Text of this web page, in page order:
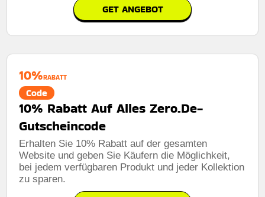
GET ANGEBOT
10%RABATT
Code
10% Rabatt Auf Alles Zero.De-
Gutscheincode
Erhalten Sie 10% Rabatt auf der gesamten
Website und geben Sie Käufern die Möglichkeit,
bei jedem verfügbaren Produkt und jeder Kollektion
zu sparen.